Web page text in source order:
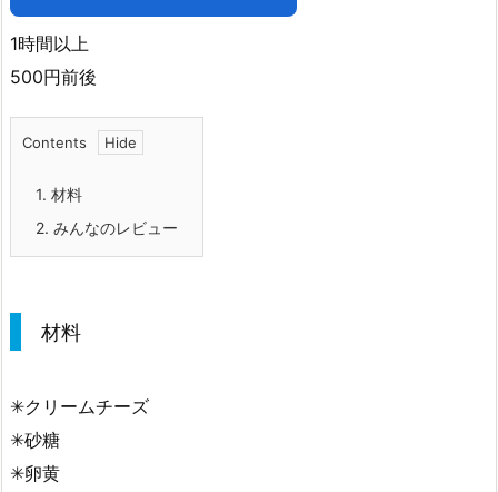
1時間以上
500円前後
Contents
1. 材料
2. みんなのレビュー
材料
✳︎クリームチーズ
✳︎砂糖
✳︎卵黄